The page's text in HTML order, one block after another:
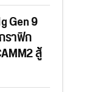
Gen 9
ราฟิก
สู้